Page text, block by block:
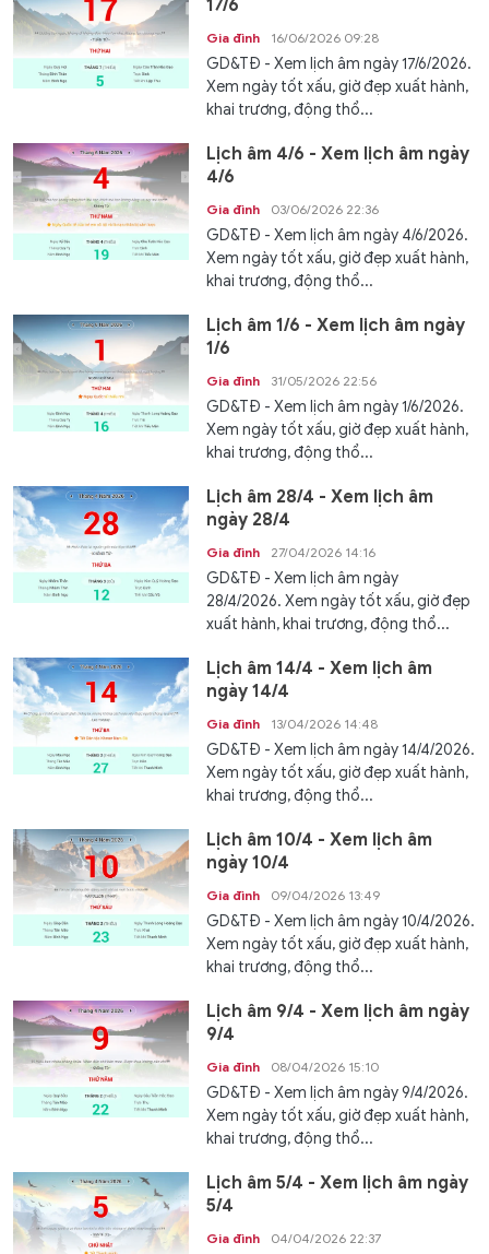
17/6
Gia đình 16/06/2026 09:28
GD&TĐ - Xem lịch âm ngày 17/6/2026.
Xem ngày tốt xấu, giờ đẹp xuất hành,
khai trương, động thổ...
Lịch âm 4/6 - Xem lịch âm ngày
4/6
Gia đình 03/06/2026 22:36
GD&TĐ - Xem lịch âm ngày 4/6/2026.
Xem ngày tốt xấu, giờ đẹp xuất hành,
khai trương, động thổ...
Lịch âm 1/6 - Xem lịch âm ngày
1/6
Gia đình 31/05/2026 22:56
GD&TĐ - Xem lịch âm ngày 1/6/2026.
Xem ngày tốt xấu, giờ đẹp xuất hành,
khai trương, động thổ...
Lịch âm 28/4 - Xem lịch âm
ngày 28/4
Gia đình 27/04/2026 14:16
GD&TĐ - Xem lịch âm ngày
28/4/2026. Xem ngày tốt xấu, giờ đẹp
xuất hành, khai trương, động thổ...
Lịch âm 14/4 - Xem lịch âm
ngày 14/4
Gia đình 13/04/2026 14:48
GD&TĐ - Xem lịch âm ngày 14/4/2026.
Xem ngày tốt xấu, giờ đẹp xuất hành,
khai trương, động thổ...
Lịch âm 10/4 - Xem lịch âm
ngày 10/4
Gia đình 09/04/2026 13:49
GD&TĐ - Xem lịch âm ngày 10/4/2026.
Xem ngày tốt xấu, giờ đẹp xuất hành,
khai trương, động thổ...
Lịch âm 9/4 - Xem lịch âm ngày
9/4
Gia đình 08/04/2026 15:10
GD&TĐ - Xem lịch âm ngày 9/4/2026.
Xem ngày tốt xấu, giờ đẹp xuất hành,
khai trương, động thổ...
Lịch âm 5/4 - Xem lịch âm ngày
5/4
Gia đình 04/04/2026 22:37